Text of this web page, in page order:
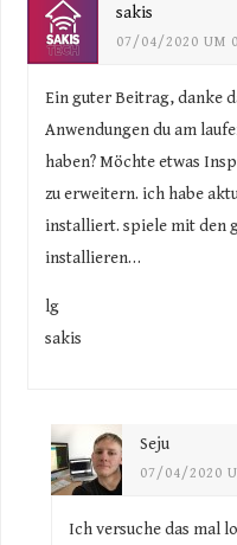
sakis
07/04/2020 UM
Ein guter Beitrag, danke
Anwendungen du am
haben? Möchte etwas
zu erweitern. ich habe
installiert. spiele mit den
installieren…
lg
sakis
Seju
07/04/2020
Ich versuche das mal